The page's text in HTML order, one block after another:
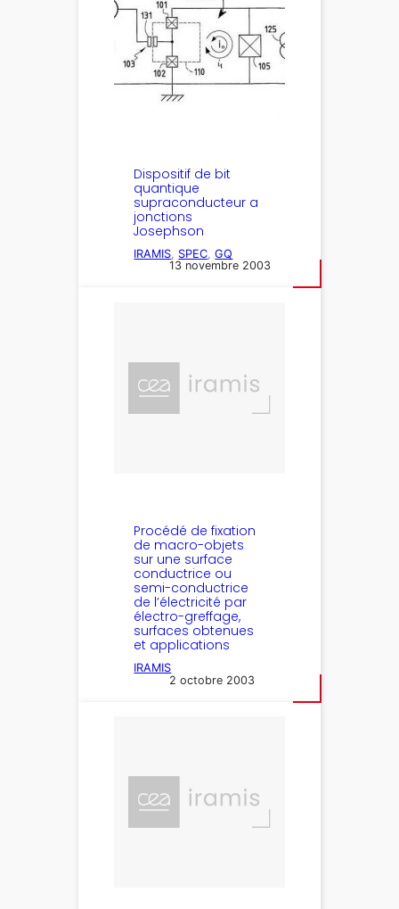
Dispositif de bit
quantique
supraconducteur a
jonctions
Josephson
IRAMIS SPEC , GQ
13 novembre 2003
Procédé de fixation
de macro-objets
sur une surface
conductrice ou
semi-conductrice
de l’électricité par
électro-greffage,
surfaces obtenues
et applications
IRAMIS
2 octobre 2003